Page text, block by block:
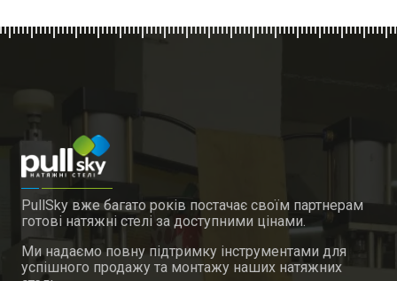
PullSky вже багато років постачає своїм партнерам
готові натяжні стелі за доступними цінами.
Ми надаємо повну підтримку інструментами для
успішного продажу та монтажу наших натяжних